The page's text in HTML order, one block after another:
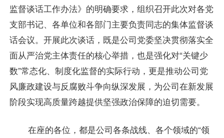
监督谈话工作办法》的明确要求，组织召开此次对各党
支部书记、各单位和各部门主要负责同志的集体监督谈
话会议。开展此次谈话，既是公司党委坚决贯彻落实全
面从严治党主体责任的核心举措，也是强化对“关键少
数”常态化、制度化监督的实际行动，更是推动公司党
风廉政建设与反腐败斗争向纵深发展，为公司在新发展
阶段实现高质量跨越提供坚强政治保障的迫切需要。
在座的各位，都是公司各条战线、各个领域的“领